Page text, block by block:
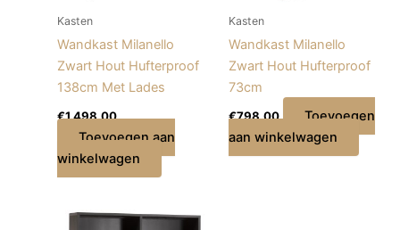
Kasten
Wandkast Milanello
Zwart Hout Hufterproof
138cm Met Lades
€1.498,00
Toevoegen aan
winkelwagen
Kasten
Wandkast Milanello
Zwart Hout Hufterproof
73cm
€798,00
Toevoegen
aan winkelwagen